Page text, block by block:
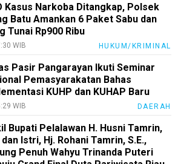
Kasus Narkoba Ditangkap, Polsek
Batu Amankan 6 Paket Sabu dan
Tunai Rp900 Ribu
WIB HUKUM/KRIMINAL
Pasir Pangarayan Ikuti Seminar
Pemasyarakatan Bahas
KUHP dan KUHAP Baru
WIB DAERAH
Bupati Pelalawan H. Husni Tamrin,
dan Istri, Hj. Rohani Tamrin, S.E.,
Penuh Wahyu Trinanda Puteri